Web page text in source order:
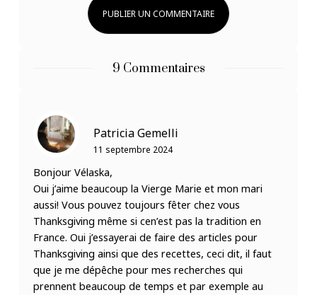
9 Commentaires
Patricia Gemelli
11 septembre 2024
Bonjour Vélaska,
Oui j’aime beaucoup la Vierge Marie et mon mari
aussi! Vous pouvez toujours fêter chez vous
Thanksgiving même si cen’est pas la tradition en
France. Oui j’essayerai de faire des articles pour
Thanksgiving ainsi que des recettes, ceci dit, il faut
que je me dépêche pour mes recherches qui
prennent beaucoup de temps et par exemple au